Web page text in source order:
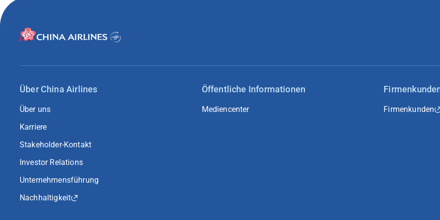
Über China Airlines
Über uns
Karriere
Stakeholder-Kontakt
Investor Relations
Unternehmensführung
Nachhaltigkeit
Öffentliche Informationen
Mediencenter Firmenkunden